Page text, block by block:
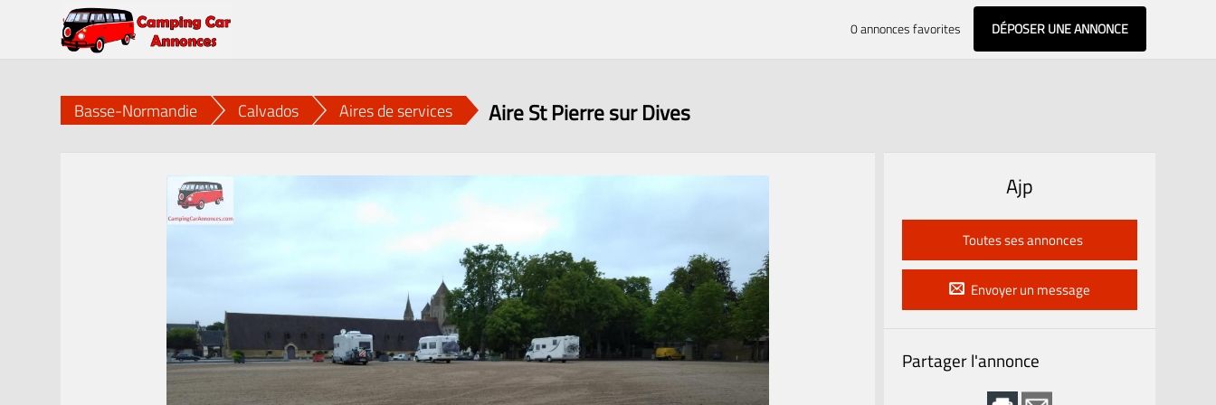
0annonces favorites DÉPOSER UNE ANNONCE
Basse-Normandie Calvados Aires de services Aire St Pierre sur Dives
Ajp
Toutes ses annonces
Envoyer un message
Partager l'annonce